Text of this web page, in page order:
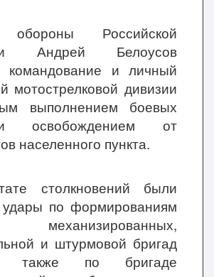
обороны Российской
Андрей Белоусов
командование и личный
мотострелковой дивизии
выполнением боевых
освобождением от
населенного пункта.
столкновений были
по формированиям
и штурмовой бригад
по бригаде